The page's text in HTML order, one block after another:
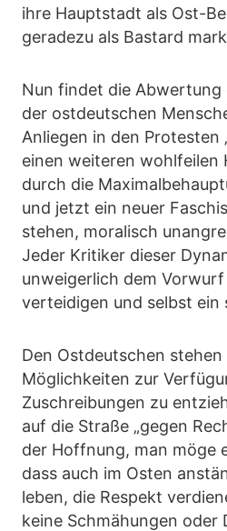
ihre Hauptstadt als Ost-
geradezu als Bastard
Nun findet die Abwertung
der ostdeutschen
Anliegen in den Protesten
einen weiteren wohlfeilen
durch die
und jetzt ein neuer
stehen, moralisch
Jeder Kritiker dieser
unweigerlich dem Vorwurf
verteidigen und selbst ein
Den Ostdeutschen
Möglichkeiten zur
Zuschreibungen zu
auf die Straße „gegen
der Hoffnung, man möge
dass auch im Osten
leben, die Respekt
keine Schmähungen oder